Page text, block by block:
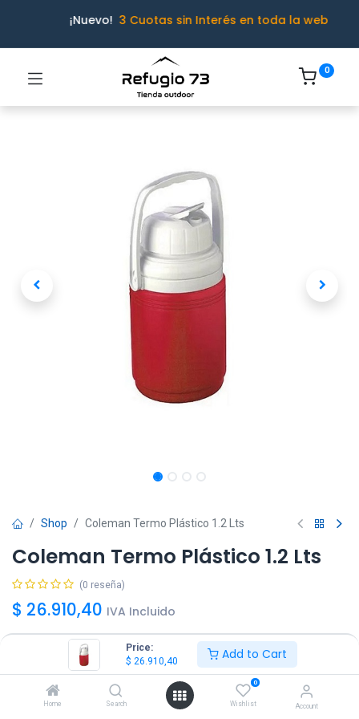
Price:
$ 26.910,40 Add to Cart
Home Search
0
Wishlist Account
¡Nuevo! 3 Cuotas sin Interés en toda la web
0
Shop Coleman Termo Plástico 1.2 Lts
Coleman Termo Plástico 1.2 Lts
(0 reseña)
$ 26.910,40 IVA Incluido